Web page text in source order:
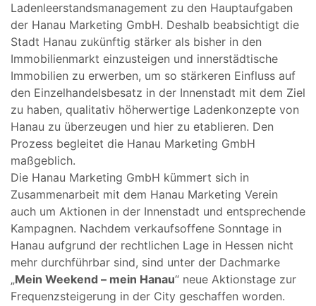
Ladenleerstandsmanagement zu den Hauptaufgaben
der Hanau Marketing GmbH. Deshalb beabsichtigt die
Stadt Hanau zukünftig stärker als bisher in den
Immobilienmarkt einzusteigen und innerstädtische
Immobilien zu erwerben, um so stärkeren Einfluss auf
den Einzelhandelsbesatz in der Innenstadt mit dem Ziel
zu haben, qualitativ höherwertige Ladenkonzepte von
Hanau zu überzeugen und hier zu etablieren. Den
Prozess begleitet die Hanau Marketing GmbH
maßgeblich.
Die Hanau Marketing GmbH kümmert sich in
Zusammenarbeit mit dem Hanau Marketing Verein
auch um Aktionen in der Innenstadt und entsprechende
Kampagnen. Nachdem verkaufsoffene Sonntage in
Hanau aufgrund der rechtlichen Lage in Hessen nicht
mehr durchführbar sind, sind unter der Dachmarke
„Mein Weekend – mein Hanau“ neue Aktionstage zur
Frequenzsteigerung in der City geschaffen worden.